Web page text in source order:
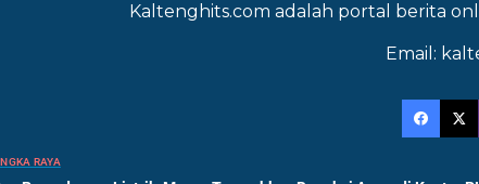
Kaltenghits.com adalah portal berita
Email:
RAYA